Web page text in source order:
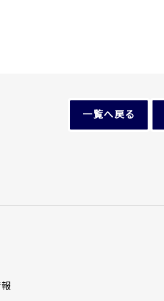
一覧へ戻る